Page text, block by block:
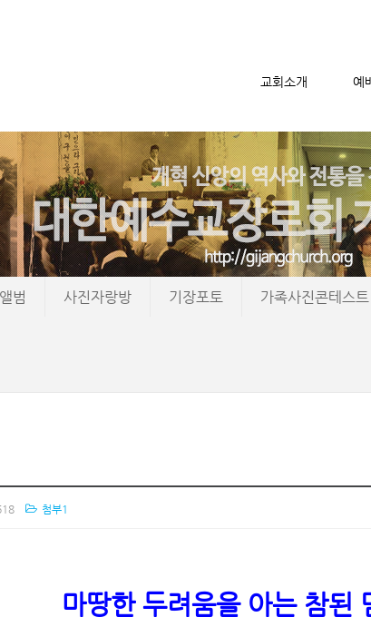
교회소개 예
메뉴 건너뛰기
범 사진자랑방 기장포토 가족사진콘테스트
첨부1
마땅한 두려움을 아는 참된